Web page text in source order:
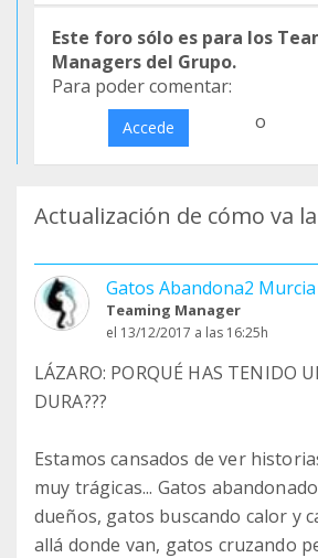
Este foro sólo es para los
Managers del Grupo.
Para poder comentar:
Accede o
Actualización de cómo va
Gatos Abandona2 Murcia
Teaming Manager
el 13/12/2017 a las 16:25h
LÁZARO: PORQUÉ HAS TENIDO
DURA???
Estamos cansados de ver
muy trágicas... Gatos
dueños, gatos buscando calor y
allá donde van, gatos cruzando